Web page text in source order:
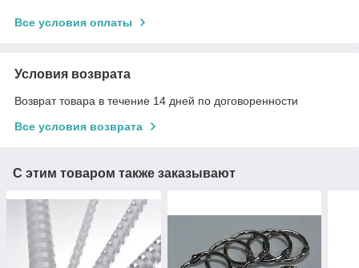
Все условия оплаты
Условия возврата
Возврат товара в течение 14 дней по договоренности
Все условия возврата
С этим товаром также заказывают